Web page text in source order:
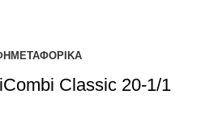
ΜΕΤΑΦΟΡΙΚΆ
Classic 20-1/1